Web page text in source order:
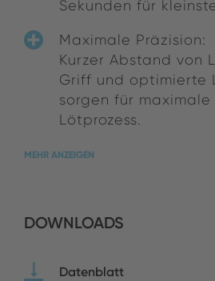
Sekunden für
Maximale Präzision:
Kurzer Abstand von
Griff und optimierte
sorgen für maximale
Lötprozess.
MEHR ANZEIGEN
DOWNLOADS
Datenblatt